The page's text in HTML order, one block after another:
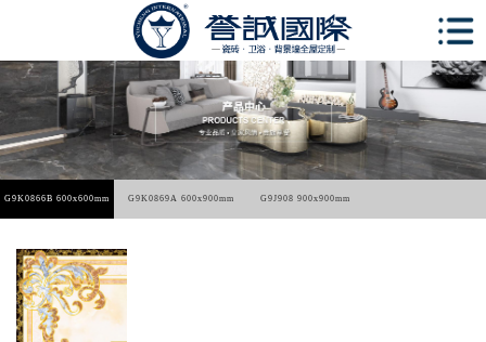
G9K0866B 600x600mm G9K0869A 600x900mm G9J908 900x900mm